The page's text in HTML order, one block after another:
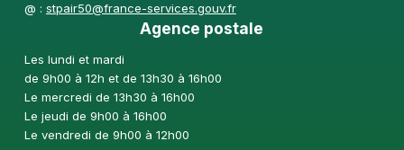
@ : stpair50@france-services.gouv.fr
Agence postale
Les lundi et mardi
de 9h00 à 12h et de 13h30 à 16h00
Le mercredi de 13h30 à 16h00
Le jeudi de 9h00 à 16h00
Le vendredi de 9h00 à 12h00